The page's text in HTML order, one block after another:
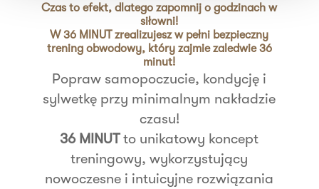
Czas to efekt, dlatego zapomnij o godzinach w
siłowni!
W 36 MINUT zrealizujesz w pełni bezpieczny
trening obwodowy, który zajmie zaledwie 36
minut!
Popraw samopoczucie, kondycję i
sylwetkę przy minimalnym nakładzie
czasu!
36 MINUT to unikatowy koncept
treningowy, wykorzystujący
nowoczesne i intuicyjne rozwiązania